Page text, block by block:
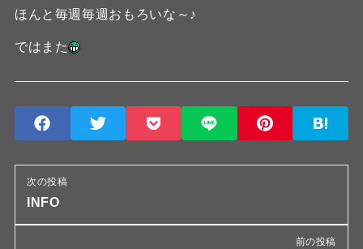
ほんと毎週毎週おもろいな～♪
ではまた
次の投稿
INFO
前の投稿